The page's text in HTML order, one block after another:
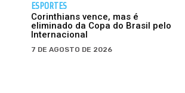
ESPORTES
Corinthians vence, mas é
eliminado da Copa do Brasil pelo
Internacional
7 DE AGOSTO DE 2026